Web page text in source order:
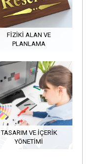
FİZİKİ ALAN VE
PLANLAMA
TASARIM VE İÇERİK
YÖNETİMİ